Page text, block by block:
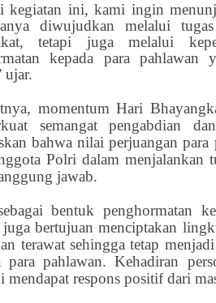
kegiatan ini, kami ingin
diwujudkan melalui
tetapi juga melalui
kepada para
ujar.
momentum Hari
semangat pengabdian
bahwa nilai perjuangan
Polri dalam menjalankan
jawab.
bentuk penghormatan
juga bertujuan menciptakan
terawat sehingga tetap
para pahlawan. Kehadiran
mendapat respons positif dari